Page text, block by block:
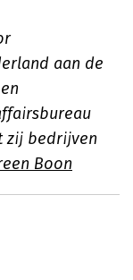
aan de
zij bedrijven
Boon